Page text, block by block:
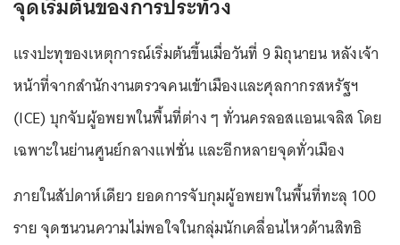
แรงปะทุของเหตุการณ์เริ่มต้นขึ้นเมื่อวันที่ 9 มิถุนายน หลังเจ้า
หน้าที่จากสำนักงานตรวจคนเข้าเมืองและศุลกากรสหรัฐฯ
(ICE) บุกจับผู้อพยพในพื้นที่ต่าง ๆ ทั่วนครลอสแอนเจลิส โดย
เฉพาะในย่านศูนย์กลางแฟชั่น และอีกหลายจุดทั่วเมือง
ภายในสัปดาห์เดียว ยอดการจับกุมผู้อพยพในพื้นที่ทะลุ 100
ราย จุดชนวนความไม่พอใจในกลุ่มนักเคลื่อนไหวด้านสิทธิ